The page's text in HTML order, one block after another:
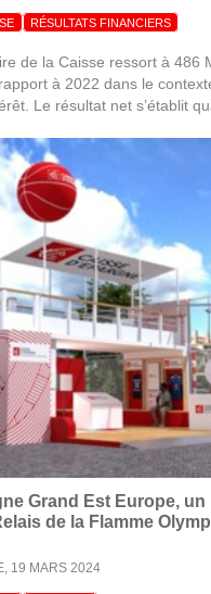
RÉSULTATS FINANCIERS
de la Caisse ressort à 486
à 2022 dans le
Le résultat net s’établit
Grand Est Europe, un
de la Flamme
19 MARS 2024